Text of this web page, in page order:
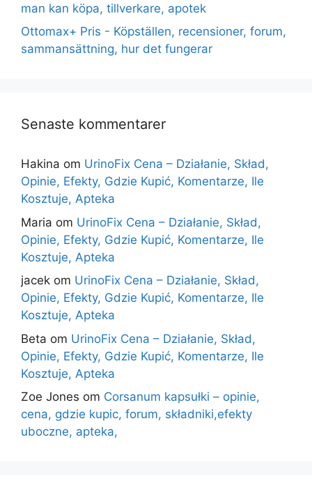
man kan köpa, tillverkare, apotek
Ottomax+ Pris - Köpställen, recensioner, forum,
sammansättning, hur det fungerar
Senaste kommentarer
Hakina om UrinoFix Cena – Działanie, Skład,
Opinie, Efekty, Gdzie Kupić, Komentarze, Ile
Kosztuje, Apteka
Maria om UrinoFix Cena – Działanie, Skład,
Opinie, Efekty, Gdzie Kupić, Komentarze, Ile
Kosztuje, Apteka
jacek om UrinoFix Cena – Działanie, Skład,
Opinie, Efekty, Gdzie Kupić, Komentarze, Ile
Kosztuje, Apteka
Beta om UrinoFix Cena – Działanie, Skład,
Opinie, Efekty, Gdzie Kupić, Komentarze, Ile
Kosztuje, Apteka
Zoe Jones om Corsanum kapsułki – opinie,
cena, gdzie kupic, forum, składniki,efekty
uboczne, apteka,